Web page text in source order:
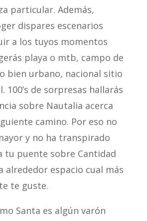
particular. Además,
dispares escenarios
a los tuyos momentos
playa o mtb, campo de
bien urbano, nacional sitio
100’s de sorpresas hallarás
sobre Nautalia acerca
camino. Por eso no
y no ha transpirado
tu puente sobre Cantidad
alrededor espacio cual más
te guste.
Santa es algún varón